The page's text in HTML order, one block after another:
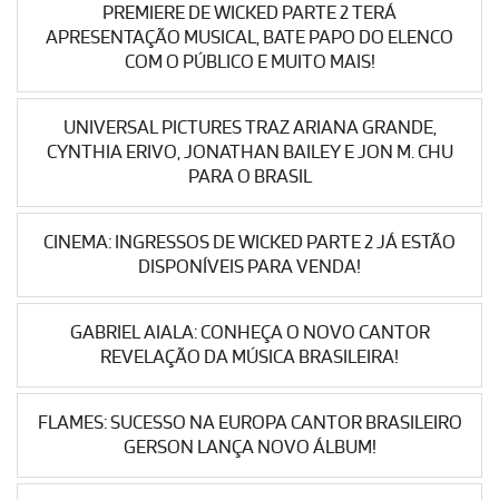
PREMIERE DE WICKED PARTE 2 TERÁ
APRESENTAÇÃO MUSICAL, BATE PAPO DO ELENCO
COM O PÚBLICO E MUITO MAIS!
UNIVERSAL PICTURES TRAZ ARIANA GRANDE,
CYNTHIA ERIVO, JONATHAN BAILEY E JON M. CHU
PARA O BRASIL
CINEMA: INGRESSOS DE WICKED PARTE 2 JÁ ESTÃO
DISPONÍVEIS PARA VENDA!
GABRIEL AIALA: CONHEÇA O NOVO CANTOR
REVELAÇÃO DA MÚSICA BRASILEIRA!
FLAMES: SUCESSO NA EUROPA CANTOR BRASILEIRO
GERSON LANÇA NOVO ÁLBUM!